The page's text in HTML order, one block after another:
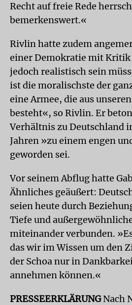
Recht auf freie Rede
bemerkenswert.«
Rivlin hatte zudem
einer Demokratie mit Kritik
jedoch realistisch sein
ist die moralischste der
eine Armee, die aus
besteht«, so Rivlin. Er
Verhältnis zu Deutschland
Jahren »zu einem engen
geworden sei.
Vor seinem Abflug hatte
Ähnliches geäußert:
seien heute durch
Tiefe und
miteinander verbunden.
das wir im Wissen um den
der Schoa nur in
annehmen können.«
PRESSEERKLÄRUNGNach